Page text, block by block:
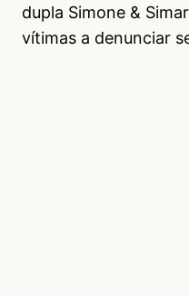
dupla Simone &
vítimas a denunciar